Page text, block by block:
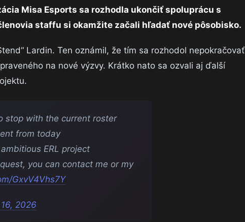
Misa Esports sa rozhodla ukončiť spoluprácu s
staffu si okamžite začali hľadať nové pôsobisko.
Lardin. Ten oznámil, že tím sa rozhodol nepokračovať
na nové výzvy. Krátko nato sa ozvali aj ďalší
stop with the current roster
from today
ERL project
you can contact me or my
GxvV4Vhs7Y
2026